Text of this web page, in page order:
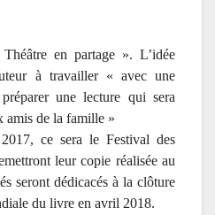
en partage ». L’idée
à travailler « avec une
une lecture qui sera
amis de la famille »
ce sera le Festival des
leur copie réalisée au
seront dédicacés à la clôture
du livre en avril 2018.